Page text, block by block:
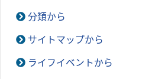
分類から
サイトマップから
ライフイベントから